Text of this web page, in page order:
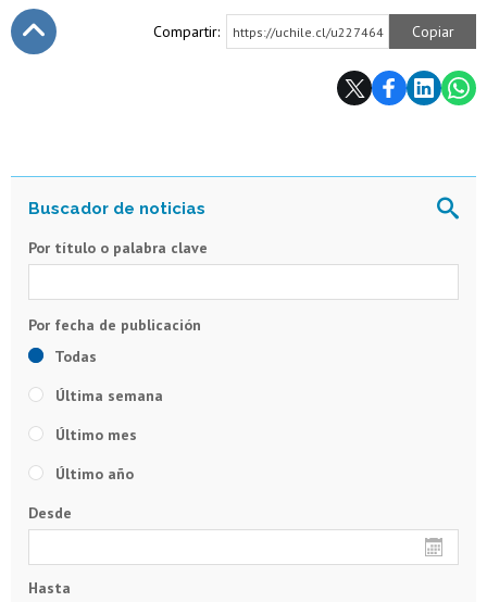
Compartir: https://uchile.cl/u227464 Copiar
Por título o palabra clave
Todas
Última semana
Último mes
Último año
Desde
Hasta